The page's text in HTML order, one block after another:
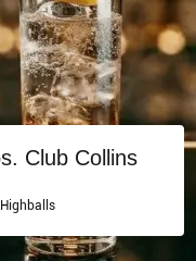
Club Collins
Highballs